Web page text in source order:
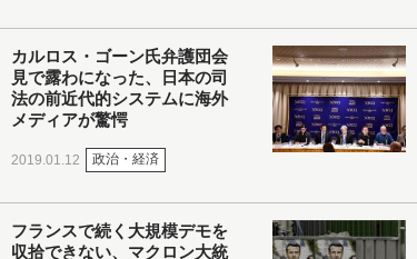
カルロス・ゴーン氏弁護団会
見で露わになった、日本の司
法の前近代的システムに海外
メディアが驚愕
2019.01.12 政治・経済
フランスで続く大規模デモを
収拾できない、マクロン大統